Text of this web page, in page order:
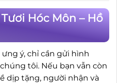
Hóc Môn – Hồ
ý, chỉ cần gửi hình
tôi. Nếu bạn vẫn còn
dịp tặng, người nhận và